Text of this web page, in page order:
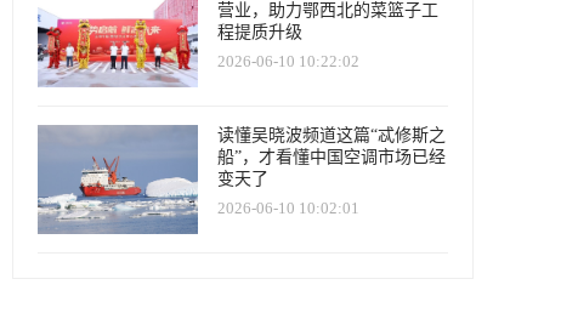
营业，助力鄂西北的菜篮子工
程提质升级
2026-06-10 10:22:02
读懂吴晓波频道这篇“忒修斯之
船”，才看懂中国空调市场已经
变天了
2026-06-10 10:02:01